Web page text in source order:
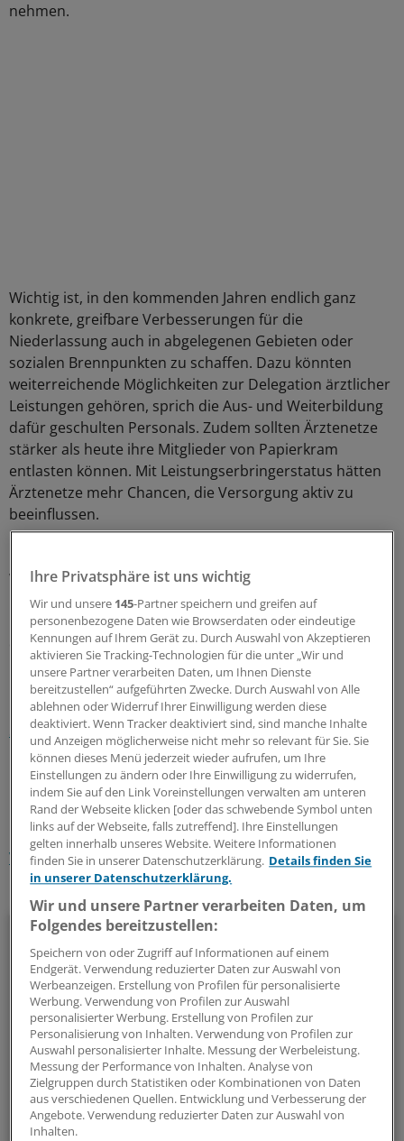
nehmen.
Wichtig ist, in den kommenden Jahren endlich ganz
konkrete, greifbare Verbesserungen für die
Niederlassung auch in abgelegenen Gebieten oder
sozialen Brennpunkten zu schaffen. Dazu könnten
weiterreichende Möglichkeiten zur Delegation ärztlicher
Leistungen gehören, sprich die Aus- und Weiterbildung
dafür geschulten Personals. Zudem sollten Ärztenetze
stärker als heute ihre Mitglieder von Papierkram
entlasten können. Mit Leistungserbringerstatus hätten
Ärztenetze mehr Chancen, die Versorgung aktiv zu
beeinflussen.
Wesentliche. Die Niederlassung sollte nicht mit dem
Makel des Verlustgeschäfts behaftet sein. Ärzte, die
investieren und Arbeitsplätze schaffen, sollten am Ende
der Lebensarbeitszeit nicht vor dem Risiko stehen, die
Praxis ohne Gewinn abgeben zu müssen.
Lesen Sie dazu auch den Kommentar:Ärzte-Umfrage:
Selbstausbeutung geht zu Ende
0
Schlagworte:
Versorgungsforschung Praxisführung Praxisabgabe
Ihr Newsletter zum Thema
Politik & Debatte
Mit diesem Newsletter blicken Sie hinter das tägliche
Geschehen in der Gesundheitspolitik. Mit Analysen,
Hintergründen und einem Blick auf Themen, die die Agenda
bestimmen.
14-tägig, donnerstags
Ihre Privatsphäre ist uns wichtig
Wir und unsere 145-Partner speichern und greifen auf
personenbezogene Daten wie Browserdaten oder eindeutige
Kennungen auf Ihrem Gerät zu. Durch Auswahl von Akzeptieren
aktivieren Sie Tracking-Technologien für die unter „Wir und
unsere Partner verarbeiten Daten, um Ihnen Dienste
bereitzustellen“ aufgeführten Zwecke. Durch Auswahl von Alle
ablehnen oder Widerruf Ihrer Einwilligung werden diese
deaktiviert. Wenn Tracker deaktiviert sind, sind manche Inhalte
und Anzeigen möglicherweise nicht mehr so relevant für Sie. Sie
können dieses Menü jederzeit wieder aufrufen, um Ihre
Einstellungen zu ändern oder Ihre Einwilligung zu widerrufen,
indem Sie auf den Link Voreinstellungen verwalten am unteren
Rand der Webseite klicken [oder das schwebende Symbol unten
links auf der Webseite, falls zutreffend]. Ihre Einstellungen
gelten innerhalb unseres Website. Weitere Informationen
finden Sie in unserer Datenschutzerklärung. Details finden Sie
in unserer Datenschutzerklärung.
Wir und unsere Partner verarbeiten Daten, um
Folgendes bereitzustellen:
Speichern von oder Zugriff auf Informationen auf einem
Endgerät. Verwendung reduzierter Daten zur Auswahl von
Werbeanzeigen. Erstellung von Profilen für personalisierte
Werbung. Verwendung von Profilen zur Auswahl
personalisierter Werbung. Erstellung von Profilen zur
Personalisierung von Inhalten. Verwendung von Profilen zur
Auswahl personalisierter Inhalte. Messung der Werbeleistung.
Messung der Performance von Inhalten. Analyse von
Zielgruppen durch Statistiken oder Kombinationen von Daten
aus verschiedenen Quellen. Entwicklung und Verbesserung der
Angebote. Verwendung reduzierter Daten zur Auswahl von
Inhalten.